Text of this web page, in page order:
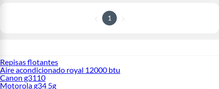
1
Repisas flotantes
Aire acondicionado royal 12000 btu
Canon g3110
Motorola g34 5g